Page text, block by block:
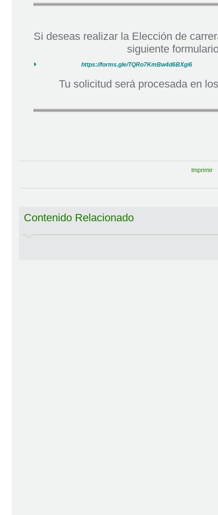
Si deseas realizar la Elección de
siguiente
https://forms.gle/TQRo7KmBw4d6BXgi6
Tu solicitud será procesada en
Imprimir
Contenido Relacionado